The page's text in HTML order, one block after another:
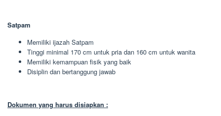
Satpam
Memiliki ijazah Satpam
Tinggi minimal 170 cm untuk pria dan 160 cm untuk wanita
Memiliki kemampuan fisik yang baik
Disiplin dan bertanggung jawab
Dokumen yang harus disiapkan :